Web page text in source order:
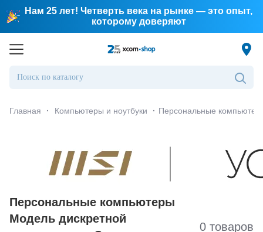
Нам 25 лет! Четверть века на рынке — это опыт,
которому доверяют
Главная · Компьютеры и ноутбуки · Персональные
Персональные компьютеры
Модель дискретной
0 товаров